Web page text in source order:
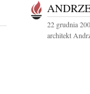
22 grudnia
architekt